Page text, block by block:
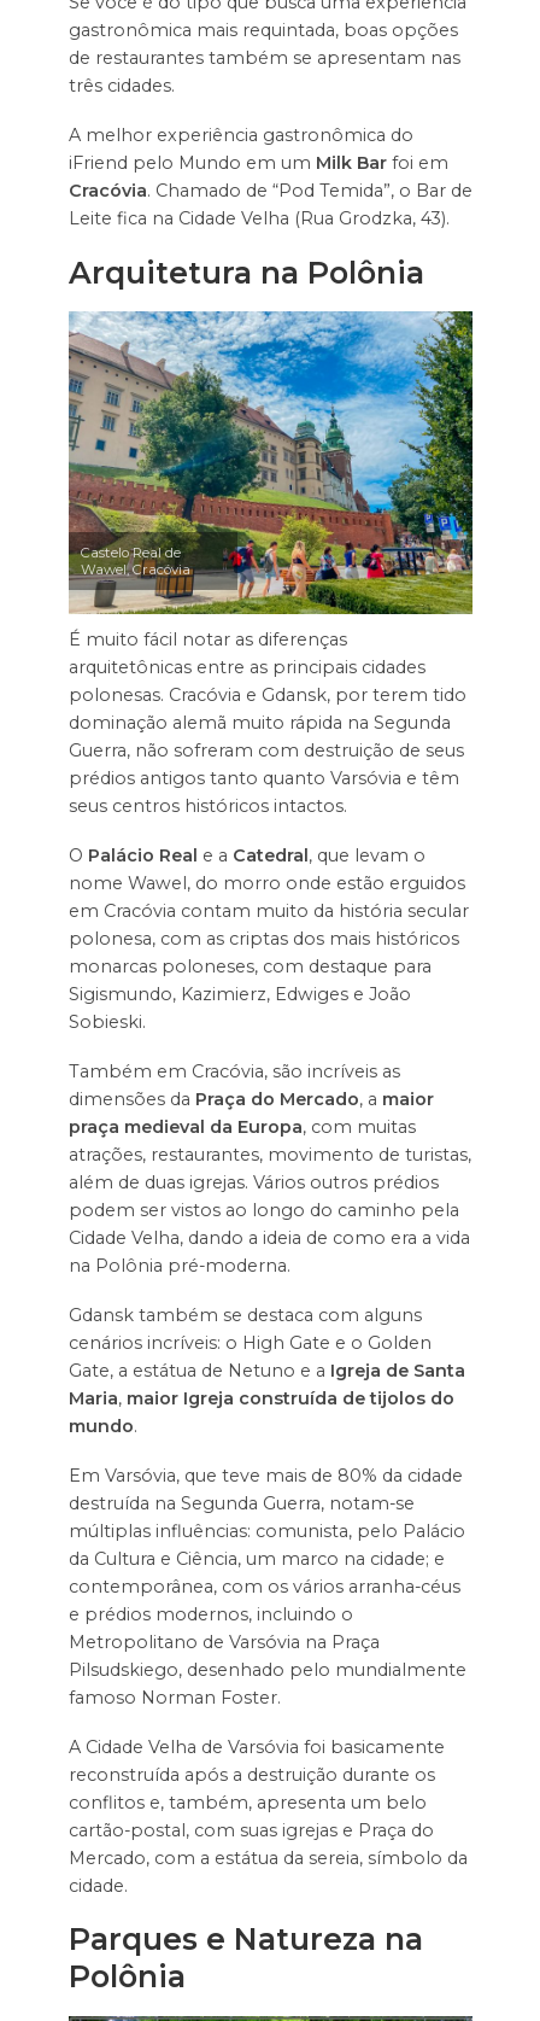
gastronômica mais requintada, boas opções
de restaurantes também se apresentam nas
três cidades.
A melhor experiência gastronômica do
iFriend pelo Mundo em um Milk Barfoi em
Cracóvia. Chamado de “Pod Temida”, o Bar de
Leite fica na Cidade Velha (Rua Grodzka, 43).
Arquitetura na Polônia
Castelo Real de
Wawel, Cracóvia
É muito fácil notar as diferenças
arquitetônicas entre as principais cidades
polonesas. Cracóvia e Gdansk, por terem tido
dominação alemã muito rápida na Segunda
Guerra, não sofreram com destruição de seus
prédios antigos tanto quanto Varsóvia e têm
seus centros históricos intactos.
O Palácio Real e a Catedral, que levam o
nome Wawel, do morro onde estão erguidos
em Cracóvia contam muito da história secular
polonesa, com as criptas dos mais históricos
monarcas poloneses, com destaque para
Sigismundo, Kazimierz, Edwiges e João
Sobieski.
Também em Cracóvia, são incríveis as
dimensões da Praça do Mercado, a maior
praça medieval da Europa, com muitas
atrações, restaurantes, movimento de turistas,
além de duas igrejas. Vários outros prédios
podem ser vistos ao longo do caminho pela
Cidade Velha, dando a ideia de como era a vida
na Polônia pré-moderna.
Gdansk também se destaca com alguns
cenários incríveis: o High Gate e o Golden
Gate, a estátua de Netuno e a Igreja de Santa
Maria, maior Igreja construída de tijolos do
mundo.
Em Varsóvia, que teve mais de 80% da cidade
destruída na Segunda Guerra, notam-se
múltiplas influências: comunista, pelo Palácio
da Cultura e Ciência, um marco na cidade; e
contemporânea, com os vários arranha-céus
e prédios modernos, incluindo o
Metropolitano de Varsóvia na Praça
Pilsudskiego, desenhado pelo mundialmente
famoso Norman Foster.
A Cidade Velha de Varsóvia foi basicamente
reconstruída após a destruição durante os
conflitos e, também, apresenta um belo
cartão-postal, com suas igrejas e Praça do
Mercado, com a estátua da sereia, símbolo da
cidade.
Parques e Natureza na
Polônia